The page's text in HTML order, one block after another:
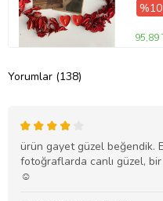
%10
95,89
Yorumlar (138)
ürün gayet güzel beğendik.
fotoğraflarda canlı güzel,
☺️